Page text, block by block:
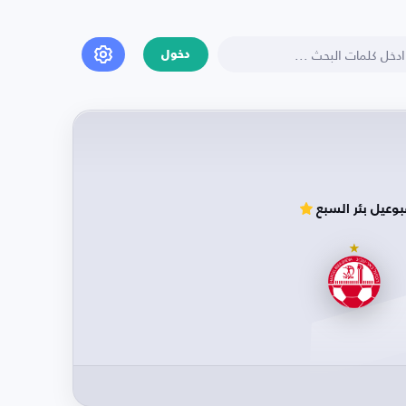
دخول
بئر السبع